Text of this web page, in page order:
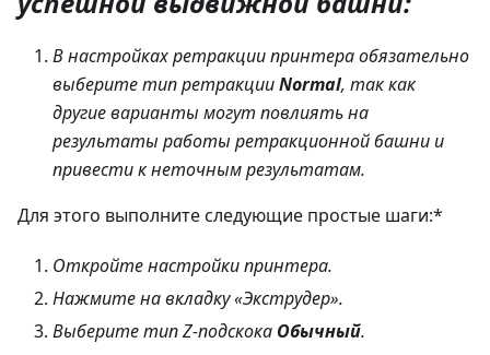
В настройках ретракции принтера обязательно
выберите тип ретракцииNormal, так как
другие варианты могут повлиять на
результаты работы ретракционной башни и
привести к неточным результатам.
Для этого выполните следующие простые шаги:*
Откройте настройки принтера.
Нажмите на вкладку «Экструдер».
Выберите тип Z-подскока Обычный.